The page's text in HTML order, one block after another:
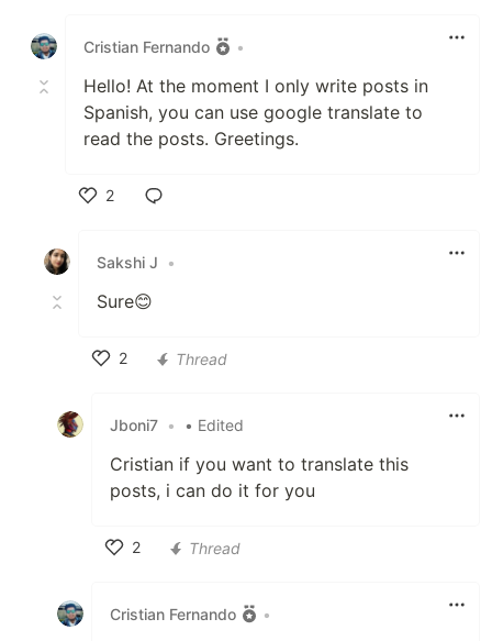
Cristian Fernando
•
Hello! At the moment I only write posts in
Spanish, you can use google translate to
read the posts. Greetings.
2
Sakshi J
•
Sure😊
2
Thread
Jboni7 • • Edited
Cristian if you want to translate this
posts, i can do it for you
2
Thread
Cristian Fernando •